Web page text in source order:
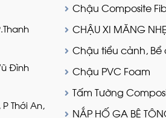
Đình
Thới An,
Chậu Composite
CHẬU XI MĂNG NHẸ
Chậu tiểu cảnh,
Chậu PVC Foam
Tấm Tường
NẮP HỐ GA BÊ